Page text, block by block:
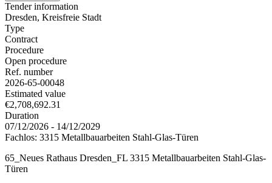
Tender information
Dresden, Kreisfreie Stadt
Type
Contract
Procedure
Open procedure
Ref. number
2026-65-00048
Estimated value
€2,708,692.31
Duration
07/12/2026 - 14/12/2029
Fachlos: 3315 Metallbauarbeiten Stahl-Glas-Türen
65_Neues Rathaus Dresden_FL 3315 Metallbauarbeiten Stahl-Glas-
Türen